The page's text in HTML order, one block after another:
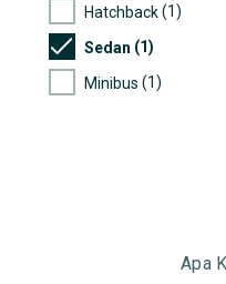
Hatchback(1)
Sedan (1)
Minibus (1)
Apa